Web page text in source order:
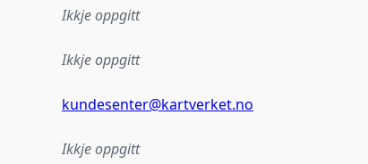
Ikkje oppgitt
Ikkje oppgitt
kundesenter@kartverket.no
Ikkje oppgitt